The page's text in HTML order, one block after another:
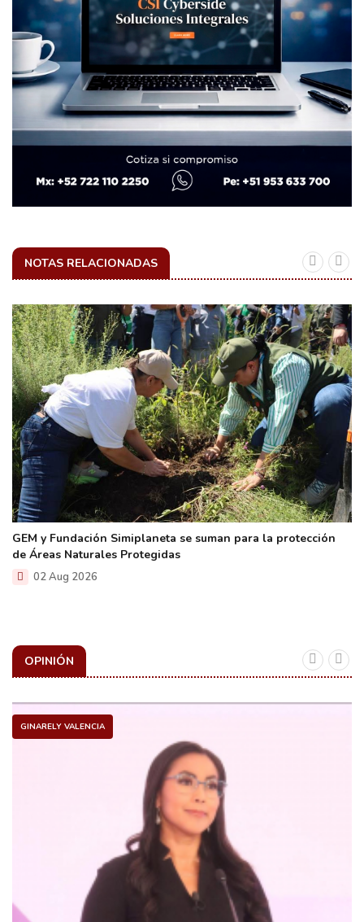
NOTAS RELACIONADAS
GEM y Fundación Simiplaneta se suman para la protección
de Áreas Naturales Protegidas
02 Aug 2026
OPINIÓN
GINARELY VALENCIA